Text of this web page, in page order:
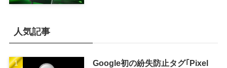
人気記事
Google初の紛失防止タグ｢Pixel